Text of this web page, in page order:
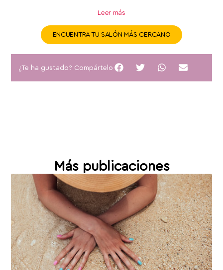
Leer más
ENCUENTRA TU SALÓN MÁS CERCANO
¿Te ha gustado? Compártelo
Más publicaciones